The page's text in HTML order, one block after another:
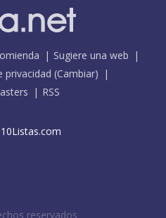
Sugiere una web
privacidad (Cambiar)
RSS
reservados